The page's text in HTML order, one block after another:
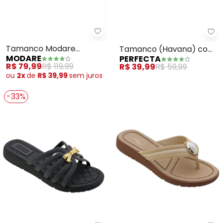
Modare - Tamanco Modare
Tamanco Modare
(Pessego) em Tecido
MODARE
R$ 79,99R$ 119,99
ou 2xde R$ 39,99sem juros
Tamanco (Havana) com
Adereço
PERFECTA
R$ 39,99R$ 59,99
-33%